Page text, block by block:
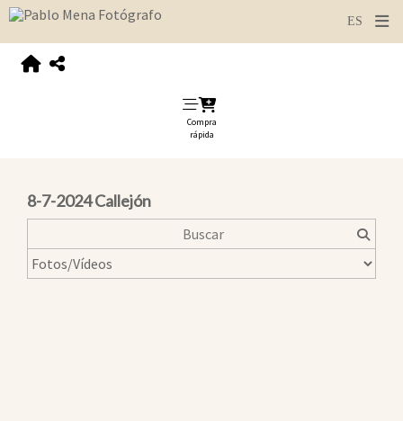
Compra
rápida
8-7-2024 Callejón